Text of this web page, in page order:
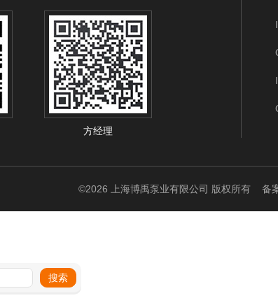
方经理
©2026 上海博禹泵业有限公司 版权所有 备